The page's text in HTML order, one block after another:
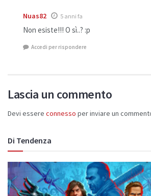
Nuas82 5 anni fa
Non esiste!!! O sì..? :p
Accedi per rispondere
Lascia un commento
Devi essere connesso per inviare un
Di Tendenza